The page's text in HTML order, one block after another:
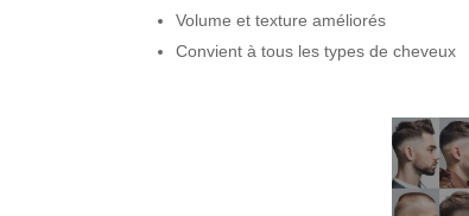
Volume et texture améliorés
Convient à tous les types de cheveux